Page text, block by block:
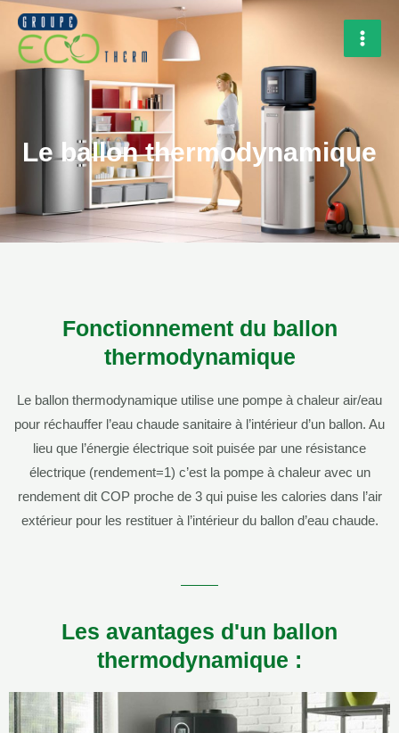
Aller
contenu
Le ballon thermodynamique
Fonctionnement du ballon
thermodynamique
Le ballon thermodynamique utilise une pompe à chaleur air/eau
pour réchauffer l’eau chaude sanitaire à l’intérieur d’un ballon. Au
lieu que l’énergie électrique soit puisée par une résistance
électrique (rendement=1) c’est la pompe à chaleur avec un
rendement dit COP proche de 3 qui puise les calories dans l’air
extérieur pour les restituer à l’intérieur du ballon d’eau chaude.
Les avantages d'un ballon
thermodynamique :
Rechercher